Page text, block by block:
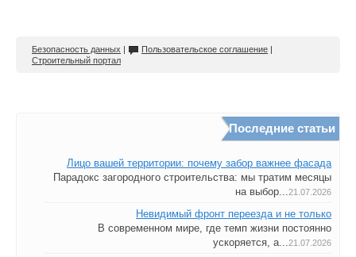
Безопасность данных | Пользовательское соглашение |
Строительный портал
Последние статьи
Лицо вашей территории: почему забор важнее фасада
Парадокс загородного строительства: мы тратим месяцы
на выбор...21.07.2026
Невидимый фронт переезда и не только
В современном мире, где темп жизни постоянно
ускоряется, а...21.07.2026